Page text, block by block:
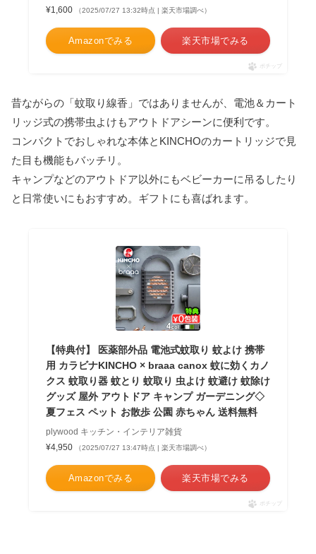
¥1,600
（2025/07/27 13:32時点 | 楽天市場調べ）
Amazonでみる 楽天市場でみる
ポチップ
昔ながらの「蚊取り線香」ではありませんが、電池＆カート
リッジ式の携帯虫よけもアウトドアシーンに便利です。
コンパクトでおしゃれな本体とKINCHOのカートリッジで見
た目も機能もバッチリ。
キャンプなどのアウトドア以外にもベビーカーに吊るしたり
と日常使いにもおすすめ。ギフトにも喜ばれます。
【特典付】 医薬部外品 電池式蚊取り 蚊よけ 携帯
用 カラビナKINCHO × braaa canox 蚊に効くカノ
クス 蚊取り器 蚊とり 蚊取り 虫よけ 蚊避け 蚊除け
グッズ 屋外 アウトドア キャンプ ガーデニング◇
夏フェス ペット お散歩 公園 赤ちゃん 送料無料
plywood キッチン・インテリア雑貨
¥4,950
（2025/07/27 13:47時点 | 楽天市場調べ）
Amazonでみる 楽天市場でみる
ポチップ